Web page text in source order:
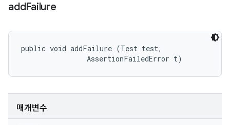
addFailure
public void addFailure (Test test,
                AssertionFailedError t)
매개변수